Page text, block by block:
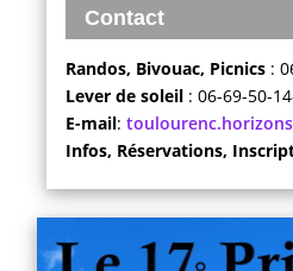
Contact
Randos, Bivouac, Picnics :
Lever de soleil : 06-69-50-
E-mail:
Infos, Réservations,